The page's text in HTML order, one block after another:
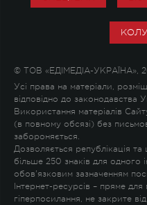
© ТОВ «ЕДІМЕДІА-УКРАЇНА»,
Усі права на матеріали,
відповідно до законодавства
Використання матеріалів
(в повному обсязі) без
забороняється.
Дозволяється републікація
більше 250 знаків для одного
обов'язковим зазначенням
Інтернет-ресурсів – пряме
гіперпосилання, не закрите